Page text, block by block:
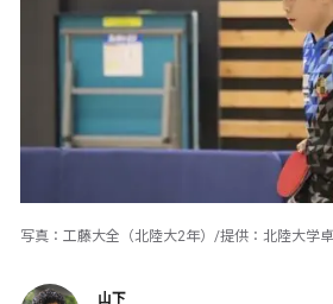
写真：工藤大全（北陸大2年）/提供：北陸大学
山下